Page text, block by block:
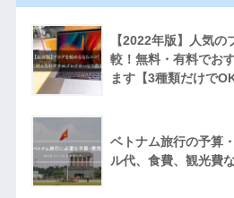
【2022年版】人気
較！無料・有料でお
ます【3種類だけでOK
ベトナム旅行の予算
ル代、食費、観光費